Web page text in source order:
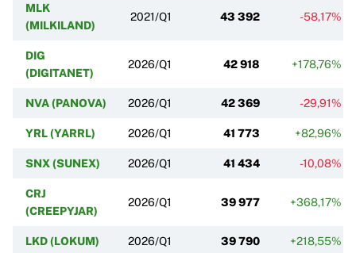
MLK
(MILKILAND)
2021/Q1 43 392 -58,17%
DIG
(DIGITANET)
2026/Q1 42 918 +178,76%
NVA (PANOVA) 2026/Q1 42 369 -29,91%
YRL (YARRL) 2026/Q1 41 773 +82,96%
SNX (SUNEX) 2026/Q1 41 434 -10,08%
CRJ
(CREEPYJAR)
2026/Q1 39 977 +368,17%
LKD (LOKUM) 2026/Q1 39 790 +218,55%